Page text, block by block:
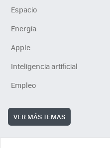
Espacio
Energía
Apple
Inteligencia artificial
Empleo
VER MÁS TEMAS